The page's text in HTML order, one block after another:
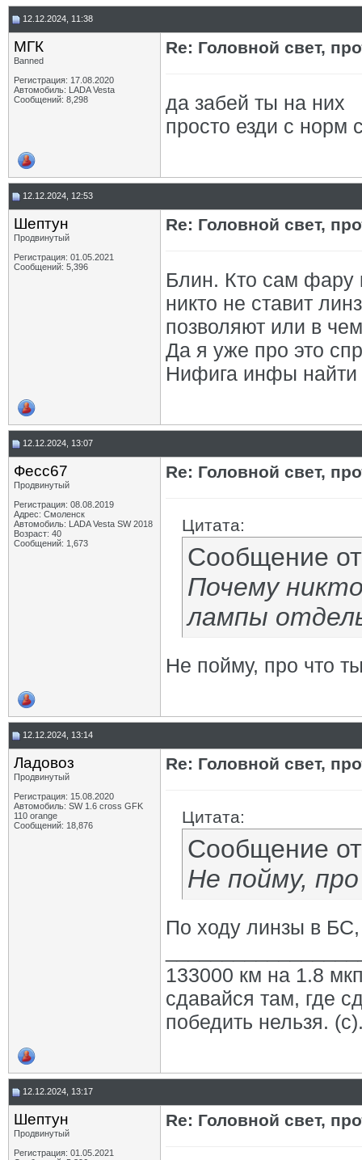
12.12.2024, 11:38
МГК
Banned
Регистрация: 17.08.2020
Автомобиль: LADA Vesta
Сообщений: 8,298
Re: Головной свет,
да забей ты на них
просто езди с норм
12.12.2024, 12:53
Шептун
Продвинутый
Регистрация: 01.05.2021
Сообщений: 5,396
Re: Головной свет,
Блин. Кто сам фару
никто не ставит
позволяют или в
Да я уже про это
Нифига инфы найти
12.12.2024, 13:07
Фесс67
Продвинутый
Регистрация: 08.08.2019
Адрес: Смоленск
Автомобиль: LADA Vesta SW 2018
Возраст: 40
Сообщений: 1,673
Re: Головной свет,
Цитата:
Сообщение
Почему
лампы
Не пойму, про что
12.12.2024, 13:14
Ладовоз
Продвинутый
Регистрация: 15.08.2020
Автомобиль: SW 1.6 cross GFK
110 orange
Сообщений: 18,876
Re: Головной свет,
Цитата:
Сообщение
Не пойму,
По ходу линзы в
133000 км на 1.8
сдавайся там, где
победить нельзя.
12.12.2024, 13:17
Шептун
Продвинутый
Регистрация: 01.05.2021
Re: Головной свет,